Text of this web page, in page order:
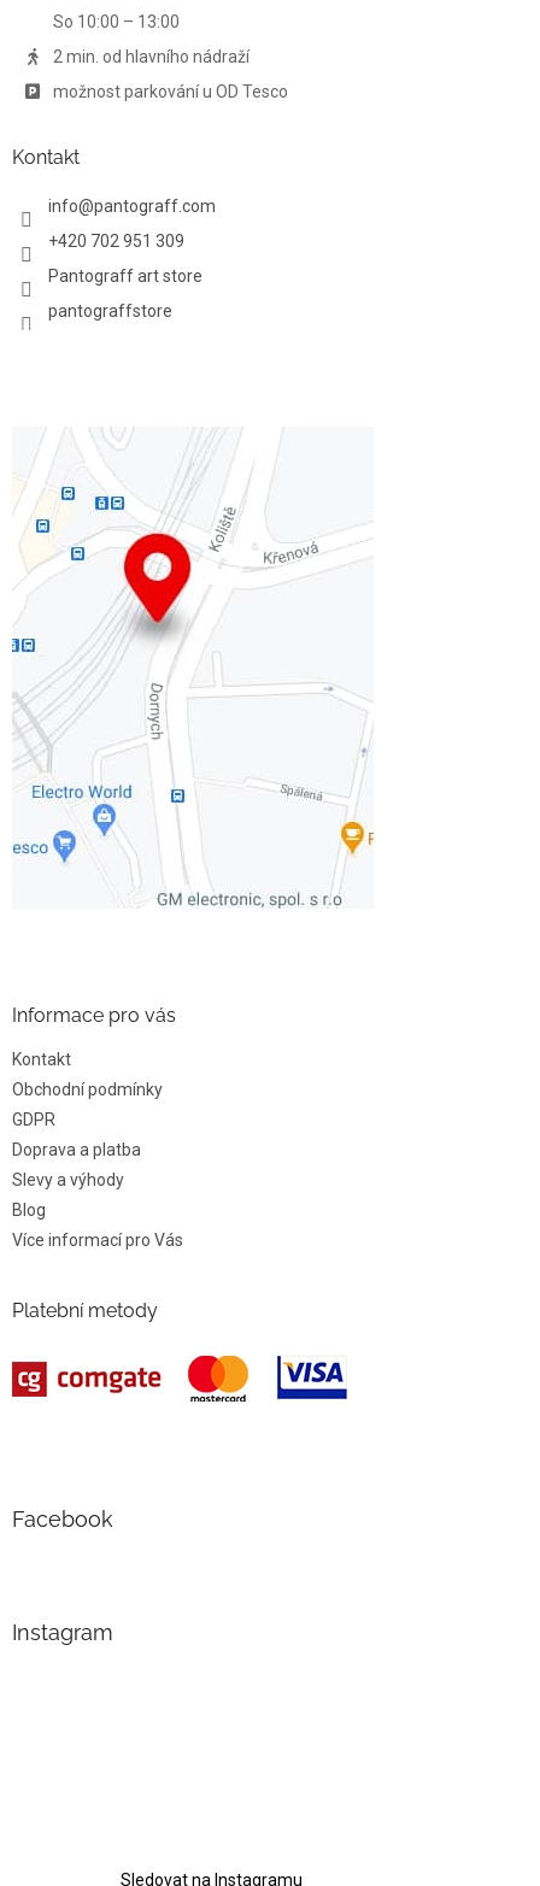
i
So 10:00 – 13:00
2 min. od hlavního nádraží
možnost parkování u OD Tesco
Kontakt
info@pantograff.com
+420 702 951 309
Pantograff art store
pantograffstore
Informace pro vás
Kontakt
Obchodní podmínky
GDPR
Doprava a platba
Slevy a výhody
Blog
Více informací pro Vás
Platební metody
Facebook
Instagram
Sledovat na Instagramu